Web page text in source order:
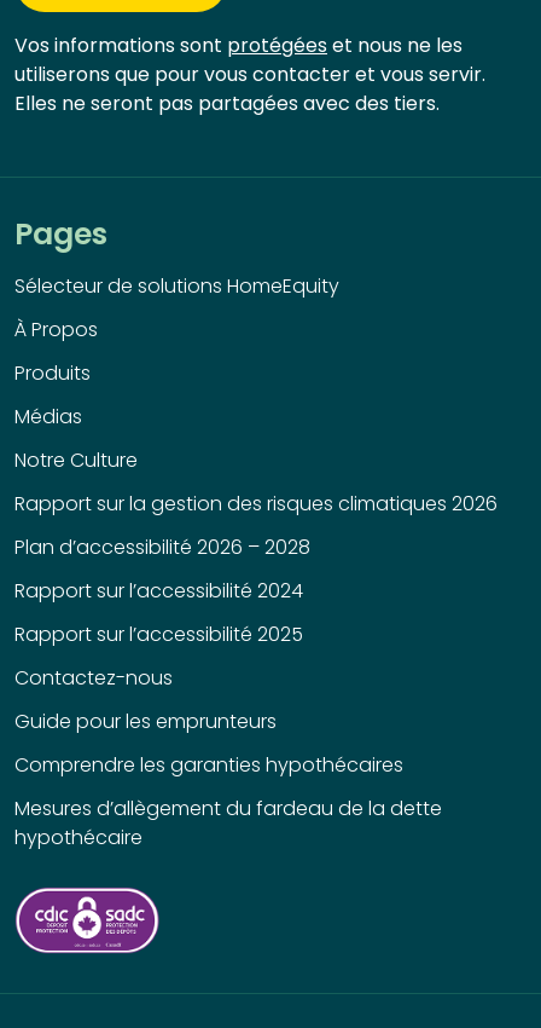
Pages
Sélecteur de solutions HomeEquity
À Propos
Produits
Médias
Notre Culture
Rapport sur la gestion des risques climatiques 2026
Plan d’accessibilité 2026 – 2028
Rapport sur l’accessibilité 2024
Rapport sur l’accessibilité 2025
Contactez-nous
Guide pour les emprunteurs
Comprendre les garanties hypothécaires
Mesures d’allègement du fardeau de la dette
hypothécaire
Vos informations sont protégéeset nous ne les
utiliserons que pour vous contacter et vous servir.
Elles ne seront pas partagées avec des tiers.